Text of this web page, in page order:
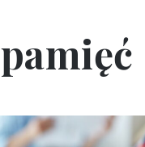
pamięć